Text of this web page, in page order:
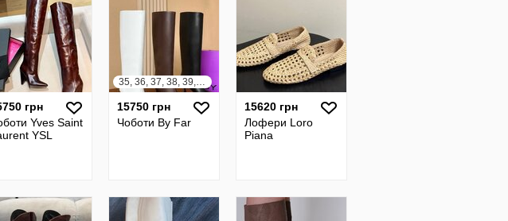
грн
Yves Saint
YSL
35, 36, 37, 38, 39, 40, 41, 42
15750 грн
Чоботи By Far
15620 грн
Лофери Loro
Piana